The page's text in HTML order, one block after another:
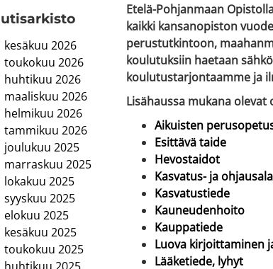
kesäkuu 2026
toukokuu 2026
huhtikuu 2026
maaliskuu 2026
helmikuu 2026
tammikuu 2026
joulukuu 2025
marraskuu 2025
lokakuu 2025
syyskuu 2025
elokuu 2025
kesäkuu 2025
toukokuu 2025
Etelä-Pohjanmaan
kaikki kansanopiston
perustutkintoon,
koulutuksiin haetaan
koulutustarjontaamme ja
Lisähaussa mukana
Aikuisten
Esittävä taide
Hevostaidot
Kasvatus- ja
Kasvatustiede
Kauneudenhoito
Kauppatiede
Luova kirjoittaminen
Lääketiede, lyhyt